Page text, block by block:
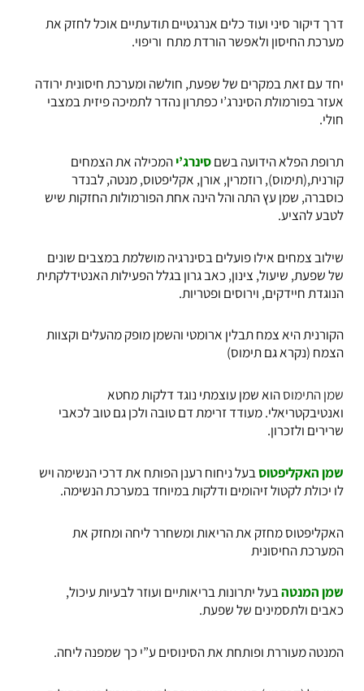
דרך דיקור סיני ועוד כלים אנרגטיים תודעתיים אוכל לחזק את
מערכת החיסון ולאפשר הורדת מתח וריפוי.
יחד עם זאת במקרים של שפעת, חולשה ומערכת חיסונית ירודה
אעזר בפורמולתהסינרג’י כפתרון נהדר לתמיכה פיזית במצבי
חולי.
תרופת הפלא הידועה בשםסינרג’יהמכילה את הצמחים
קורנית,(תימוס), רוזמרין, אורן, אקליפטוס,מנטה,לבנדר
כוסברה, שמן עץ התה והלהינה אחת הפורמולות החזקות שיש
לטבע להציע.
שילוב צמחים אילו פועלים בסינרגיה מושלמת במצבים שונים
של שפעת, שיעול, צינון, כאב גרון בגלל הפעילות האנטידלקתית
הנוגדת חיידקים, וירוסים ופטריות.
הקורניתהיא צמח תבלין ארומטי והשמן מופק מהעלים וקצוות
הצמח (נקרא גם תימוס)
שמן התימוסהוא שמן עוצמתי נוגד דלקות מחטא
ואנטיבקטריאלי. מעודד זרימת דם טובה ולכן גם טוב לכאבי
שרירים ולזכרון.
שמן האקליפטוסבעל ניחוח רענן הפותח את דרכי הנשימה ויש
לו יכולת לקטול זיהומים ודלקות במיוחד במערכת הנשימה.
האקליפטוסמחזק את הריאות ומשחרר ליחה ומחזק את
המערכת החיסונית
שמן המנטהבעל יתרונות בריאותיים ועוזר לבעיות עיכול,
כאבים ולתסמינים של שפעת.
המנטה מעוררת ופותחת את הסינוסים ע”י כך שמפנה ליחה.